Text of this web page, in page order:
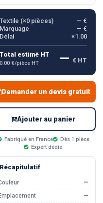
Textile (×0pièces)
— €
Marquage
— €
Délai
×1.00
Total estimé HT
0.00 €/pièce HT — € HT
Demander un devis gratuit
Ajouter au panier
Fabriqué en France
Dès 1 pièce
Expert dédié
Récapitulatif
—
—